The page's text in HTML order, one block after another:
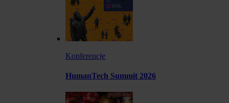
Konferencje
HumanTech Summit 2026